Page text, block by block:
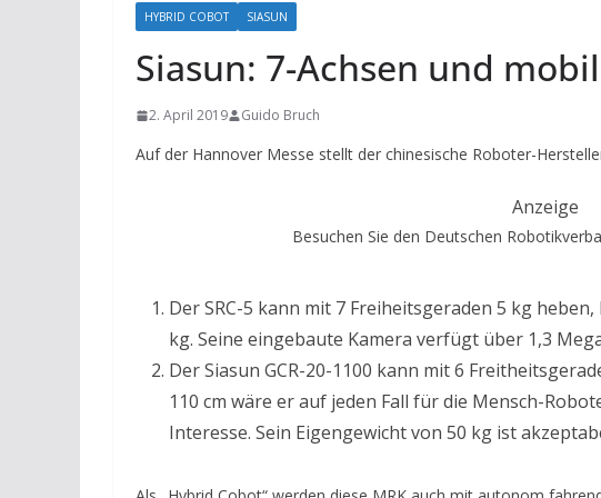
HYBRID COBOT SIASUN
Siasun: 7-Achsen und mobil
2. April 2019 Guido Bruch
Auf der Hannover Messe stellt der chinesische Roboter-
Anzeige
Besuchen Sie den Deutschen
Der SRC-5 kann mit 7 Freiheitsgeraden 5 kg
kg. Seine eingebaute Kamera verfügt über 1,3
Der Siasun GCR-20-1100 kann mit 6
110 cm wäre er auf jeden Fall für die Mensch-
Interesse. Sein Eigengewicht von 50 kg ist